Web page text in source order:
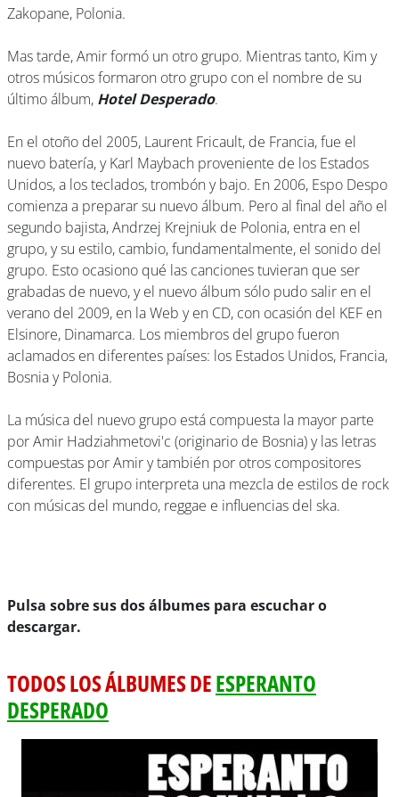
Zakopane, Polonia.
Mas tarde, Amir formó un otro grupo. Mientras tanto, Kim y
otros músicos formaron otro grupo con el nombre de su
último álbum, Hotel Desperado.
En el otoño del 2005, Laurent Fricault, de Francia, fue el
nuevo batería, y Karl Maybach proveniente de los Estados
Unidos, a los teclados, trombón y bajo. En 2006, Espo Despo
comienza a preparar su nuevo álbum. Pero al final del año el
segundo bajista, Andrzej Krejniuk de Polonia, entra en el
grupo, y su estilo, cambio, fundamentalmente, el sonido del
grupo. Esto ocasiono qué las canciones tuvieran que ser
grabadas de nuevo, y el nuevo álbum sólo pudo salir en el
verano del 2009, en la Web y en CD, con ocasión del KEF en
Elsinore, Dinamarca. Los miembros del grupo fueron
aclamados en diferentes países: los Estados Unidos, Francia,
Bosnia y Polonia.
La música del nuevo grupo está compuesta la mayor parte
por Amir Hadziahmetovi'c (originario de Bosnia) y las letras
compuestas por Amir y también por otros compositores
diferentes. El grupo interpreta una mezcla de estilos de rock
con músicas del mundo, reggae e influencias del ska.
Pulsa sobre sus dos álbumes para escuchar o
descargar.
TODOS LOS ÁLBUMES DEESPERANTO
DESPERADO